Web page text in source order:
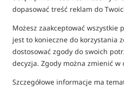
dopasować treść reklam do
Możesz zaakceptować wszystkie
jest to konieczne do korzystania
dostosować zgody do swoich
decyzja. Zgody można zmienić
Szczegółowe informacje ma